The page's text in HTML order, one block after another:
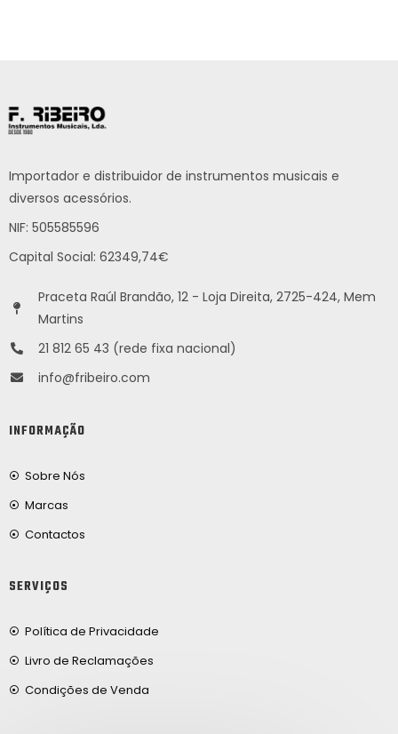
Importador e distribuidor de instrumentos musicais e
diversos acessórios.
NIF: 505585596
Capital Social: 62349,74€
Praceta Raúl Brandão, 12 - Loja Direita, 2725-424, Mem
Martins
21 812 65 43 (rede fixa nacional)
info@fribeiro.com
INFORMAÇÃO
Sobre Nós
Marcas
Contactos
SERVIÇOS
Política de Privacidade
Livro de Reclamações
Condições de Venda